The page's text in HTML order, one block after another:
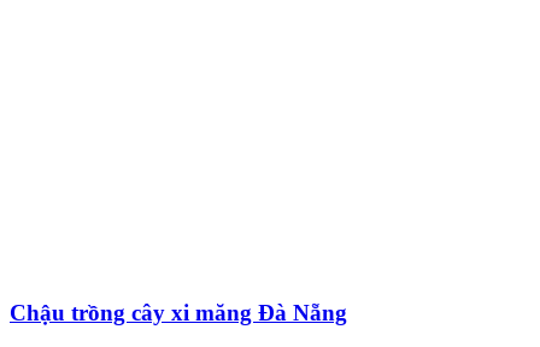
Chậu trồng cây xi măng Đà Nẵng